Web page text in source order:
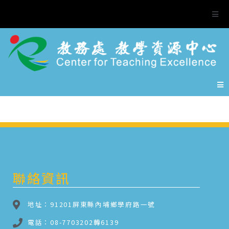
聯絡資訊
地址：91201屏東縣內埔鄉學府路一號
電話：08-7703202轉6139